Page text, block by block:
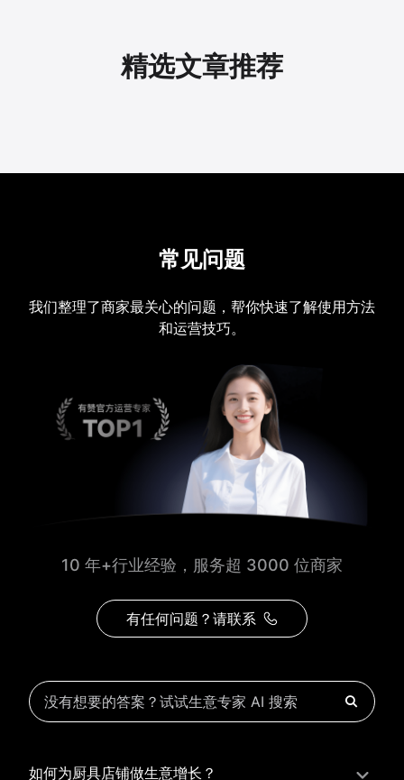
精选文章推荐
常见问题
我们整理了商家最关心的问题，帮你快速了解使用方法
和运营技巧。
10 年+行业经验，服务超 3000 位商家
有任何问题？请联系
如何为厨具店铺做生意增长？